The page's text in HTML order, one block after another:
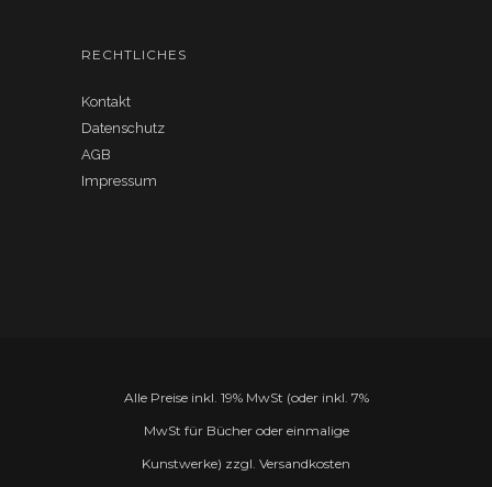
RECHTLICHES
Kontakt
Datenschutz
AGB
Impressum
Alle Preise inkl. 19% MwSt (oder inkl. 7%
MwSt für Bücher oder einmalige
Kunstwerke) zzgl. Versandkosten